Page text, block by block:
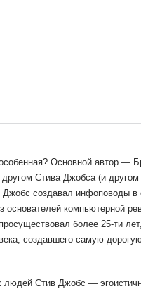
Основной автор —
Стива Джобса (и
Джобс создавал инфоповоды
основателей компьютерной
более 25-ти
создавшего самую
людей Стив Джобс —